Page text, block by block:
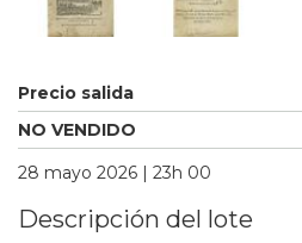
Precio salida
NO VENDIDO
28 mayo 2026 | 23h 00
Descripción del lote